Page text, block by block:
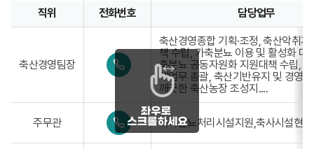
2
-
7
8
축산경영팀업무담당자의 정보로 직위, 전화번호, 담당업무를
직위 전화번호 담당업무
축산경영팀장
0
4
3
9
-
축산경영종합 기획·조정, 축산악취개
책 수립, 가축분뇨 이용 및 활성화 대
축분뇨 공동자원화 지원대책 수립,
해업무 총괄, 축산기반유지 및 경영
깨끗한 축산농장 조성지....
주무관
0
4
1
가축뷴뇨처리시설지원,축사시설현